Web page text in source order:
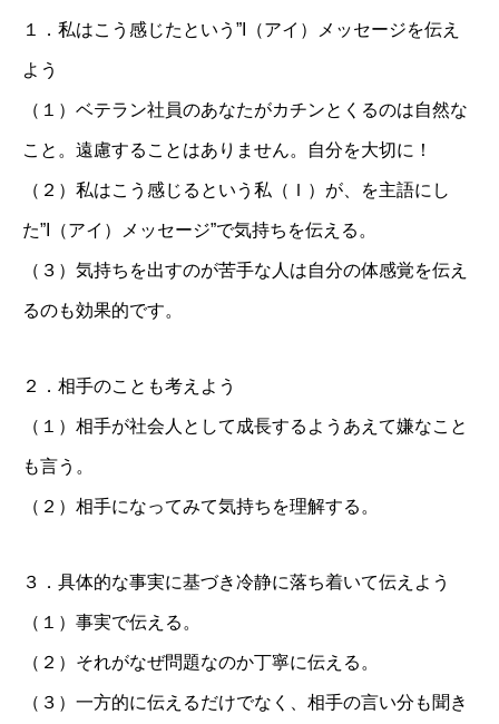
１．私はこう感じたという”I（アイ）メッセージを伝え
よう
（１）ベテラン社員のあなたがカチンとくるのは自然な
こと。遠慮することはありません。自分を大切に！
（２）私はこう感じるという私（Ｉ）が、を主語にし
た”I（アイ）メッセージ”で気持ちを伝える。
（３）気持ちを出すのが苦手な人は自分の体感覚を伝え
るのも効果的です。
２．相手のことも考えよう
（１）相手が社会人として成長するようあえて嫌なこと
も言う。
（２）相手になってみて気持ちを理解する。
３．具体的な事実に基づき冷静に落ち着いて伝えよう
（１）事実で伝える。
（２）それがなぜ問題なのか丁寧に伝える。
（３）一方的に伝えるだけでなく、相手の言い分も聞き